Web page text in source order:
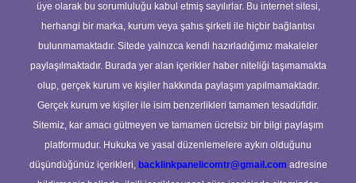
üye olarak bu sorumluluğu kabul etmiş sayılırlar. Bu internet sitesi,
herhangi bir marka, kurum veya şahıs şirketi ile hiçbir bağlantısı
bulunmamaktadır. Sitede yalnızca kendi hazırladığımız makaleler
paylaşılmaktadır. Burada yer alan içerikler haber niteliği taşımamakta
olup, gerçek kurum ve kişiler hakkında paylaşım yapılmamaktadır.
Gerçek kurum ve kişiler ile isim benzerlikleri tamamen tesadüfidir.
Sitemiz, kar amacı gütmeyen ve tamamen ücretsiz bir bilgi paylaşım
platformudur. Hukuka ve yasal düzenlemelere aykırı olduğunu
düşündüğünüz içerikleri, backlinkpanelicomtr@gmail.com adresine